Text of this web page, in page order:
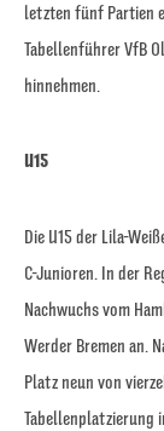
letzten fünf Partien
Tabellenführer VfB
hinnehmen.
U15
Die U15 der Lila-
C-Junioren. In der
Nachwuchs vom
Werder Bremen an.
Platz neun von
Tabellenplatzierung